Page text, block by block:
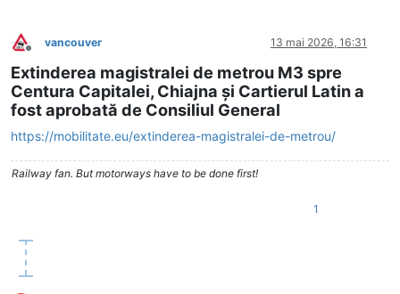
Deconectat
vancouver 13 mai 2026, 16:31
Extinderea magistralei de metrou M3 spre
Centura Capitalei, Chiajna și Cartierul Latin a
fost aprobată de Consiliul General
https://mobilitate.eu/extinderea-magistralei-de-metrou/
Railway fan. But motorways have to be done first!
1